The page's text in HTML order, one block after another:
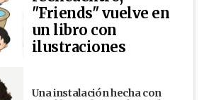
"Friends" vuelve en
un libro con
ilustraciones
Una instalación hecha con